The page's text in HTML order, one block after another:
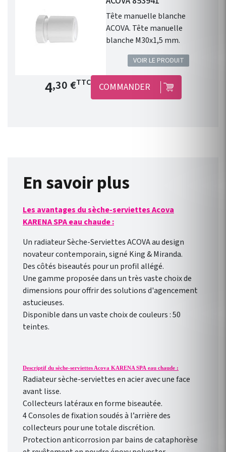
température d'un radiateur ou
d'un sèche serviette à eau
chaude.
Tête manuelle blanche
ACOVA. Tête manuelle
blanche M30x1,5 mm.
VOIR LE PRODUIT
Prix de base
4,30 €TTC COMMANDER
En savoir plus
Les avantages du sèche-serviettes Acova
KARENA SPA eau chaude :
Un radiateur Sèche-Serviettes ACOVA au design
novateur contemporain, signé King & Miranda.
Des côtés biseautés pour un profil allégé.
Une gamme proposée dans un très vaste choix de
dimensions pour offrir des solutions d'agencement
astucieuses.
Disponible dans un vaste choix de couleurs : 50
teintes.
Descriptif du sèche-serviettes Acova KARENA SPA eau chaude :
Radiateur sèche-serviettes en acier avec une face
avant lisse.
Collecteurs latéraux en forme biseautée.
4 Consoles de fixation soudés à l’arrière des
collecteurs pour une totale discrétion.
Protection anticorrosion par bains de cataphorèse